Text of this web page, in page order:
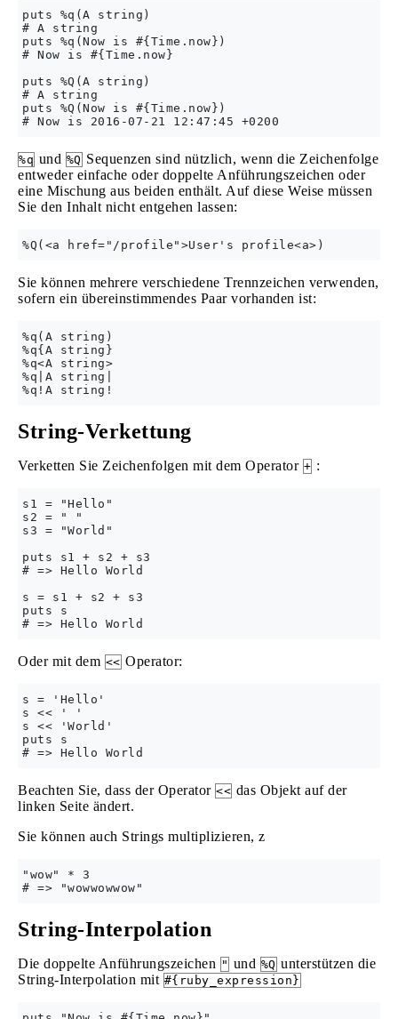
puts %q(A string)
# A string
puts %q(Now is #{Time.now})
# Now is #{Time.now}
puts %Q(A string)
# A string
puts %Q(Now is #{Time.now})
%q und %Q Sequenzen sind nützlich, wenn die Zeichenfolge
entweder einfache oder doppelte Anführungszeichen oder
eine Mischung aus beiden enthält. Auf diese Weise müssen
Sie den Inhalt nicht entgehen lassen:
Sie können mehrere verschiedene Trennzeichen verwenden,
sofern ein übereinstimmendes Paar vorhanden ist:
%q(A string)
%q{A string}
%q<A string>
%q|A string|
String-Verkettung
Verketten Sie Zeichenfolgen mit dem Operator + :
s1 = "Hello"
s2 = " "
s3 = "World"
puts s1 + s2 + s3
# => Hello World
s = s1 + s2 + s3
puts s
Oder mit dem << Operator:
s = 'Hello'
s << ' '
s << 'World'
puts s
Beachten Sie, dass der Operator << das Objekt auf der
linken Seite ändert.
Sie können auch Strings multiplizieren, z
"wow" * 3
String-Interpolation
Die doppelte Anführungszeichen " und %Q unterstützen die
String-Interpolation mit #{ruby_expression}